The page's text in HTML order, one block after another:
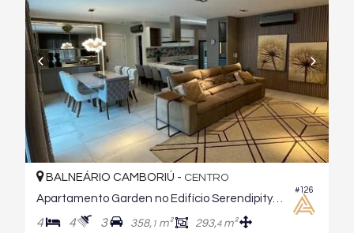
#126
BALNEÁRIO CAMBORIÚ - CENTRO
Apartamento Garden no Edifício Serendipity Village
4 4 3 358, 1 m² 293,4m²